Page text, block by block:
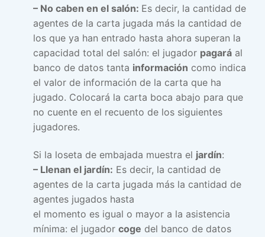
– No caben en el salón: Es decir, la cantidad de
agentes de la carta jugada más la cantidad de
los que ya han entrado hasta ahora superan la
capacidad total del salón: el jugador pagará al
banco de datos tanta información como indica
el valor de información de la carta que ha
jugado. Colocará la carta boca abajo para que
no cuente en el recuento de los siguientes
jugadores.
Si la loseta de embajada muestra el jardín:
– Llenan el jardín: Es decir, la cantidad de
agentes de la carta jugada más la cantidad de
agentes jugados hasta
el momento es igual o mayor a la asistencia
mínima: el jugador coge del banco de datos